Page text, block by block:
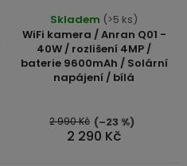
WiFi kamera / Anran Q01 -
40W / rozlišení 4MP /
baterie 9600mAh / Solární
napájení / bílá
hodnocení
produktu
je
5,0
5
hvězdiček.
Skladem (>5 ks)
2 290 Kč
2 990 Kč (–23 %)